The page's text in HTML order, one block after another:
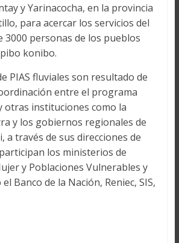
y Yarinacocha, en la provincia
para acercar los servicios del
3000 personas de los pueblos
konibo.
PIAS fluviales son resultado de
entre el programa
otras instituciones como la
y los gobiernos regionales de
a través de sus direcciones de
los ministerios de
y Poblaciones Vulnerables y
Banco de la Nación, Reniec, SIS,